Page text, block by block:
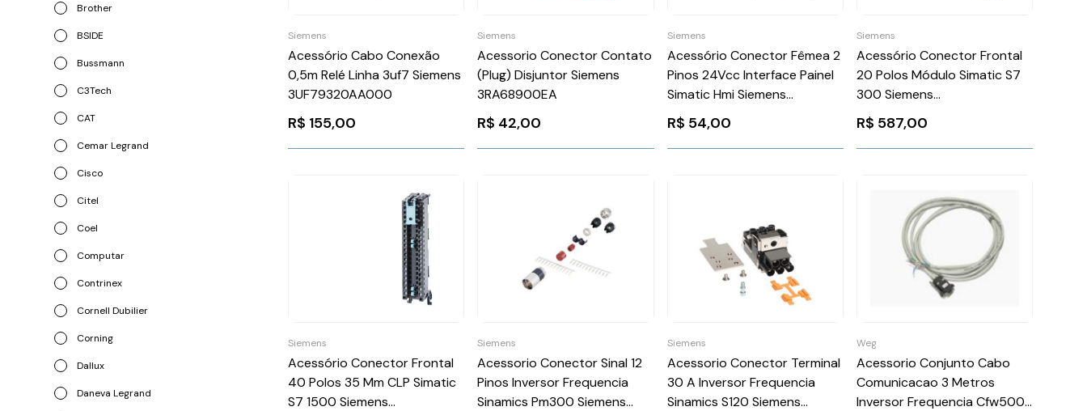
Brother
BSIDE
Bussmann
C3Tech
CAT
Cemar Legrand
Cisco
Citel
Coel
Computar
Contrinex
Cornell Dubilier
Corning
Dallux
Daneva Legrand
Siemens
Acessório Cabo Conexão
0,5m Relé Linha 3uf7 Siemens
3UF79320AA000
R$ 155,00
Siemens
Acessorio Conector Contato
(Plug) Disjuntor Siemens
3RA68900EA
R$ 42,00
Siemens
Acessório Conector Fêmea 2
Pinos 24Vcc Interface Painel
Simatic Hmi Siemens
6AV66718XA000AX0
R$ 54,00
Siemens
Acessório Conector Frontal
20 Polos Módulo Simatic S7
300 Siemens
6ES73921AJ000AA0
R$ 587,00
Siemens
Acessório Conector Frontal
40 Polos 35 Mm CLP Simatic
S7 1500 Siemens
Siemens
Acessorio Conector Sinal 12
Pinos Inversor Frequencia
Sinamics Pm300 Siemens
Siemens
Acessorio Conector Terminal
30 A Inversor Frequencia
Sinamics S120 Siemens
Weg
Acessorio Conjunto Cabo
Comunicacao 3 Metros
Inversor Frequencia Cfw500